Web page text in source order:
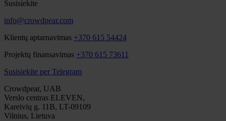
Susisiekite
info@crowdpear.com
Klientų aptarnavimas +370 615 54424
Projektų finansavimas +370 615 73611
Susisiekite per Telegram
Crowdpear, UAB
Verslo centras ELEVEN,
Kareivių g. 11B, LT-09109
Vilnius, Lietuva